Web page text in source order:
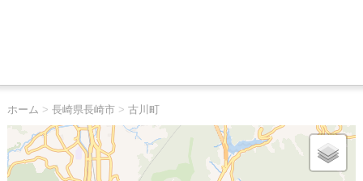
ホーム > 長崎県長崎市> 古川町